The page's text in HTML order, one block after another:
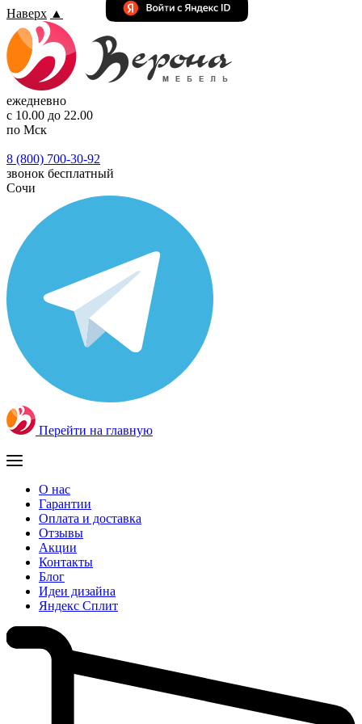
Наверх ▲
ежедневно
с 10.00 до 22.00
по Мск
8 (800) 700-30-92
звонок бесплатный
Сочи
Перейти на главную
О нас
Гарантии
Оплата и доставка
Отзывы
Акции
Контакты
Блог
Идеи дизайна
Яндекс Сплит